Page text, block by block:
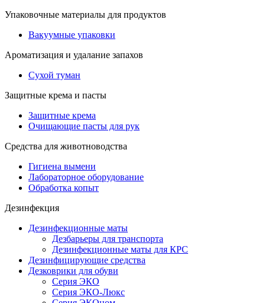
Упаковочные материалы для продуктов
Вакуумные упаковки
Ароматизация и удалание запахов
Сухой туман
Защитные крема и пасты
Защитные крема
Очищающие пасты для рук
Средства для животноводства
Гигиена вымени
Лабораторное оборудование
Обработка копыт
Дезинфекция
Дезинфекционные маты
Дезбарьеры для транспорта
Дезинфекционные маты для КРС
Дезинфицирующие средства
Дезковрики для обуви
Серия ЭКО
Серия ЭКО-Люкс